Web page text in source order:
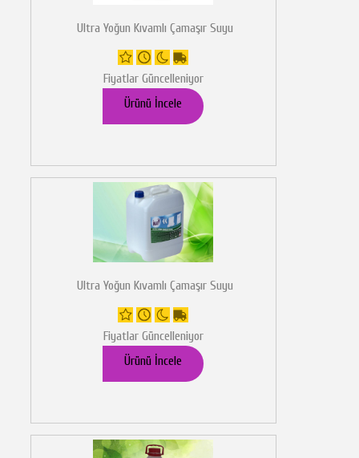
Ultra Yoğun Kıvamlı Çamaşır Suyu
Fiyatlar Güncelleniyor
Ürünü İncele
Ultra Yoğun Kıvamlı Çamaşır Suyu
Fiyatlar Güncelleniyor
Ürünü İncele